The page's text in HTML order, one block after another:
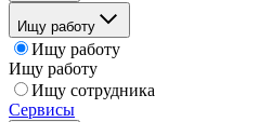
Ищу работу
Ищу работу
Ищу работу
Ищу сотрудника
Сервисы